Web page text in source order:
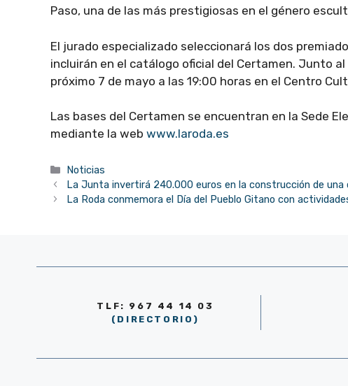
Paso, una de las más prestigiosas en el género
El jurado especializado seleccionará los dos
incluirán en el catálogo oficial del Certamen. Junto
próximo 7 de mayo a las 19:00 horas en el Centro
Las bases del Certamen se encuentran en la Sede
mediante la web www.laroda.es
Categorías
Noticias
La Junta invertirá 240.000 euros en la construcción de
La Roda conmemora el Día del Pueblo Gitano con
TLF: 967 44 14 03
(DIRECTORIO)